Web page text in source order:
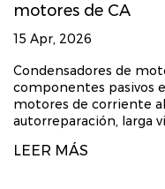
motores de CA
15 Apr, 2026
Condensadores de
componentes pasivos
motores de corriente
autorreparación, larga
LEER MÁS